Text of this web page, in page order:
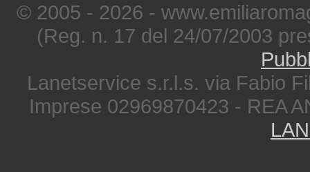
© 2005 - 2026 -
(Reg. n. 17 del 24/07/2003
Lanetservice s.r.l.s. via Fabio
Imprese 02969870423 - REA